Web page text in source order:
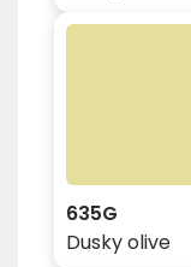
635G
Dusky olive